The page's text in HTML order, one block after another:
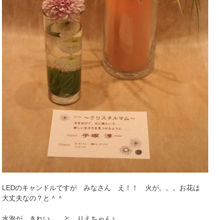
LEDのキャンドルですが みなさん え！！ 火が。。。お花は
大丈夫なの？と＾＾